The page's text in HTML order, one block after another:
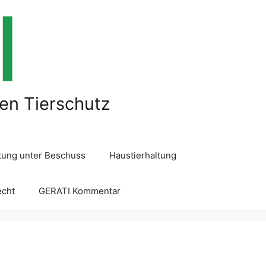
Tierschutz
unter Beschuss Haustierhaltung
GERATI Kommentar